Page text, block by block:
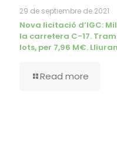
29 de septiembre de 2021
Nova licitació d’IGC:
la carretera C-17.
lots, per 7,96 M€.
Read more